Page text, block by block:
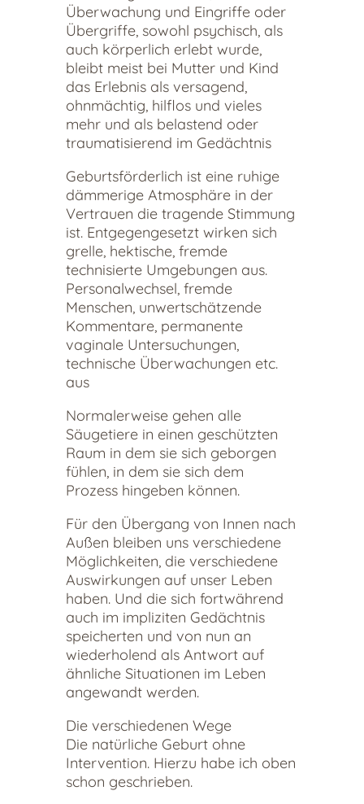
Überwachung und Eingriffe oder
Übergriffe, sowohl psychisch, als
auch körperlich erlebt wurde,
bleibt meist bei Mutter und Kind
das Erlebnis als versagend,
ohnmächtig, hilflos und vieles
mehr und als belastend oder
traumatisierend im Gedächtnis
Geburtsförderlich ist eine ruhige
dämmerige Atmosphäre in der
Vertrauen die tragende Stimmung
ist. Entgegengesetzt wirken sich
grelle, hektische, fremde
technisierte Umgebungen aus.
Personalwechsel, fremde
Menschen, unwertschätzende
Kommentare, permanente
vaginale Untersuchungen,
technische Überwachungen etc.
aus
Normalerweise gehen alle
Säugetiere in einen geschützten
Raum in dem sie sich geborgen
fühlen, in dem sie sich dem
Prozess hingeben können.
Für den Übergang von Innen nach
Außen bleiben uns verschiedene
Möglichkeiten, die verschiedene
Auswirkungen auf unser Leben
haben. Und die sich fortwährend
auch im impliziten Gedächtnis
speicherten und von nun an
wiederholend als Antwort auf
ähnliche Situationen im Leben
angewandt werden.
Die verschiedenen Wege
Die natürliche Geburt ohne
Intervention. Hierzu habe ich oben
schon geschrieben.